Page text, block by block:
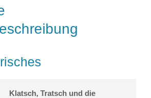
Klatsch, Tratsch und die